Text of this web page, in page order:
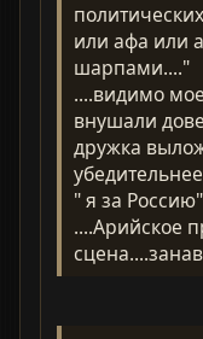
или афа или
шарпами...."
....видимо
внушали
дружка
" я за
....Арийское